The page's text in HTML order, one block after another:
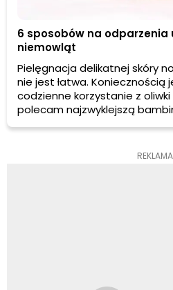
6 sposobów na odparzenia
niemowląt
Pielęgnacja delikatnej skóry
nie jest łatwa. Koniecznością
codzienne korzystanie z
polecam najzwyklejszą
tylko tej i skórę miał śliczną,
uczulenia i zaczerwienienia na
REKLAMA